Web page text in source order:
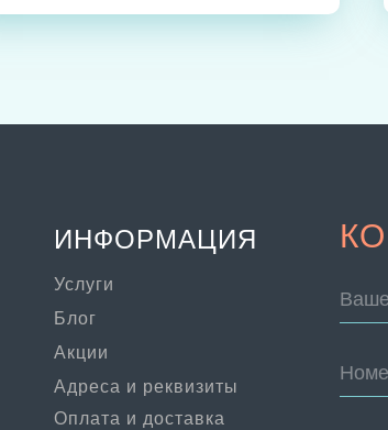
ИНФОРМАЦИЯ
Услуги
Адреса и реквизиты
Оплата и доставка
Блог
Акции